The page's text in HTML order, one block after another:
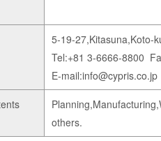
5-19-27,Kitasuna,Koto-
Tel:+81 3-6666-8800
E-
others.